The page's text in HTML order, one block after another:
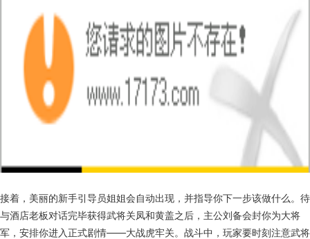
接着，美丽的新手引导员姐姐会自动出现，并指导你下一步该做什么。待
与酒店老板对话完毕获得武将关凤和黄盖之后，主公刘备会封你为大将
军，安排你进入正式剧情——大战虎牢关。战斗中，玩家要时刻注意武将